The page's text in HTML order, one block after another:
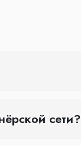
сети?